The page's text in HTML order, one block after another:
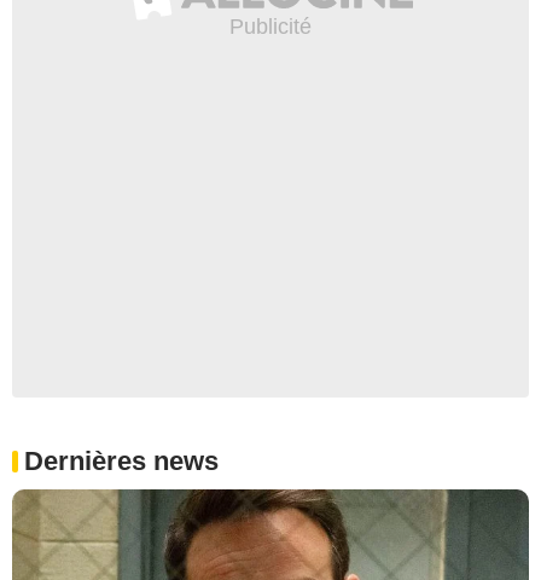
Dernières news